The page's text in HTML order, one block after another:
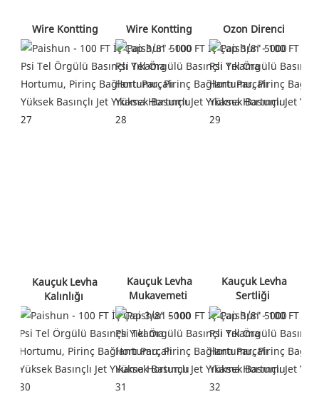
Wire Kontting Wire Kontting Ozon Direnci
Kalınlığı
Mukavemeti
Sertliği